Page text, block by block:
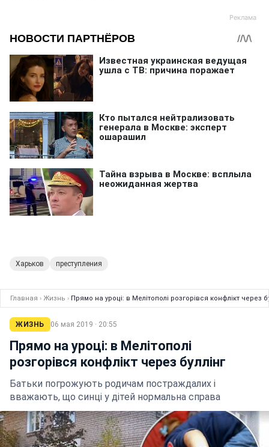
Харьков преступления
Главная › Жизнь › Прямо на уроці: в Мелітополі розгорівся конфлікт через
ЖИЗНЬ 06 мая 2019 · 20:55
Прямо на уроці: в Мелітополі
розгорівся конфлікт через буллінг
Батьки погрожують родичам постраждалих і
вважають, що синці у дітей нормальна справа